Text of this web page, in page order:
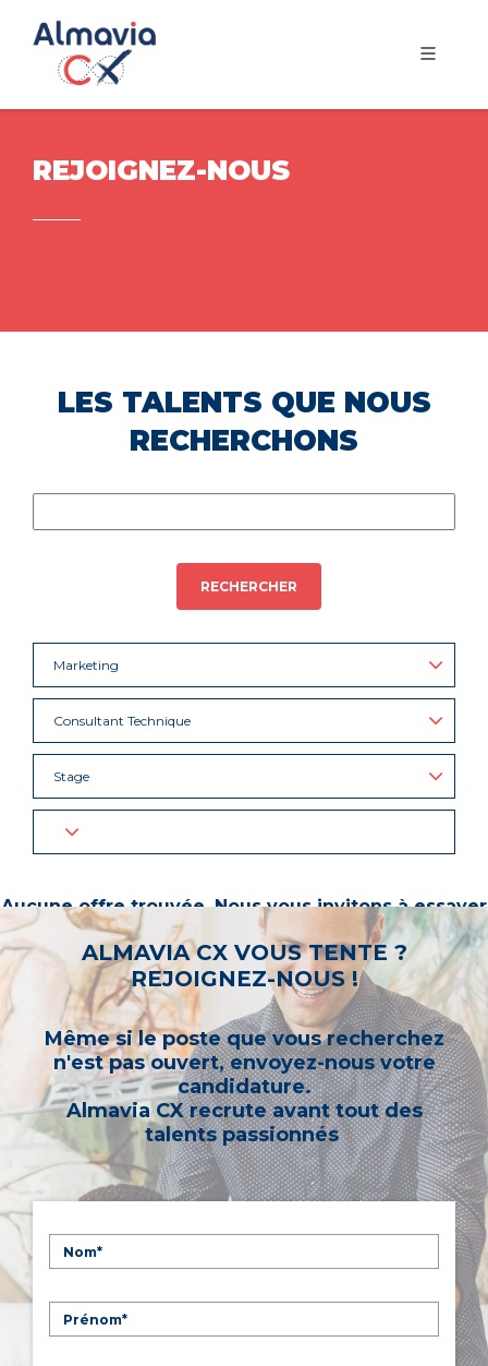
REJOIGNEZ-NOUS
LES TALENTS QUE NOUS
RECHERCHONS
RECHERCHER
Marketing
Consultant Technique
Stage
Aucune offre trouvée. Nous vous invitons à essayer
d’autres mots-clés ou à sélectionner un « métier ».
ALMAVIA CX VOUS TENTE ?
REJOIGNEZ-NOUS !
Même si le poste que vous recherchez
n'est pas ouvert, envoyez-nous votre
candidature.
Almavia CX recrute avant tout des
talents passionnés